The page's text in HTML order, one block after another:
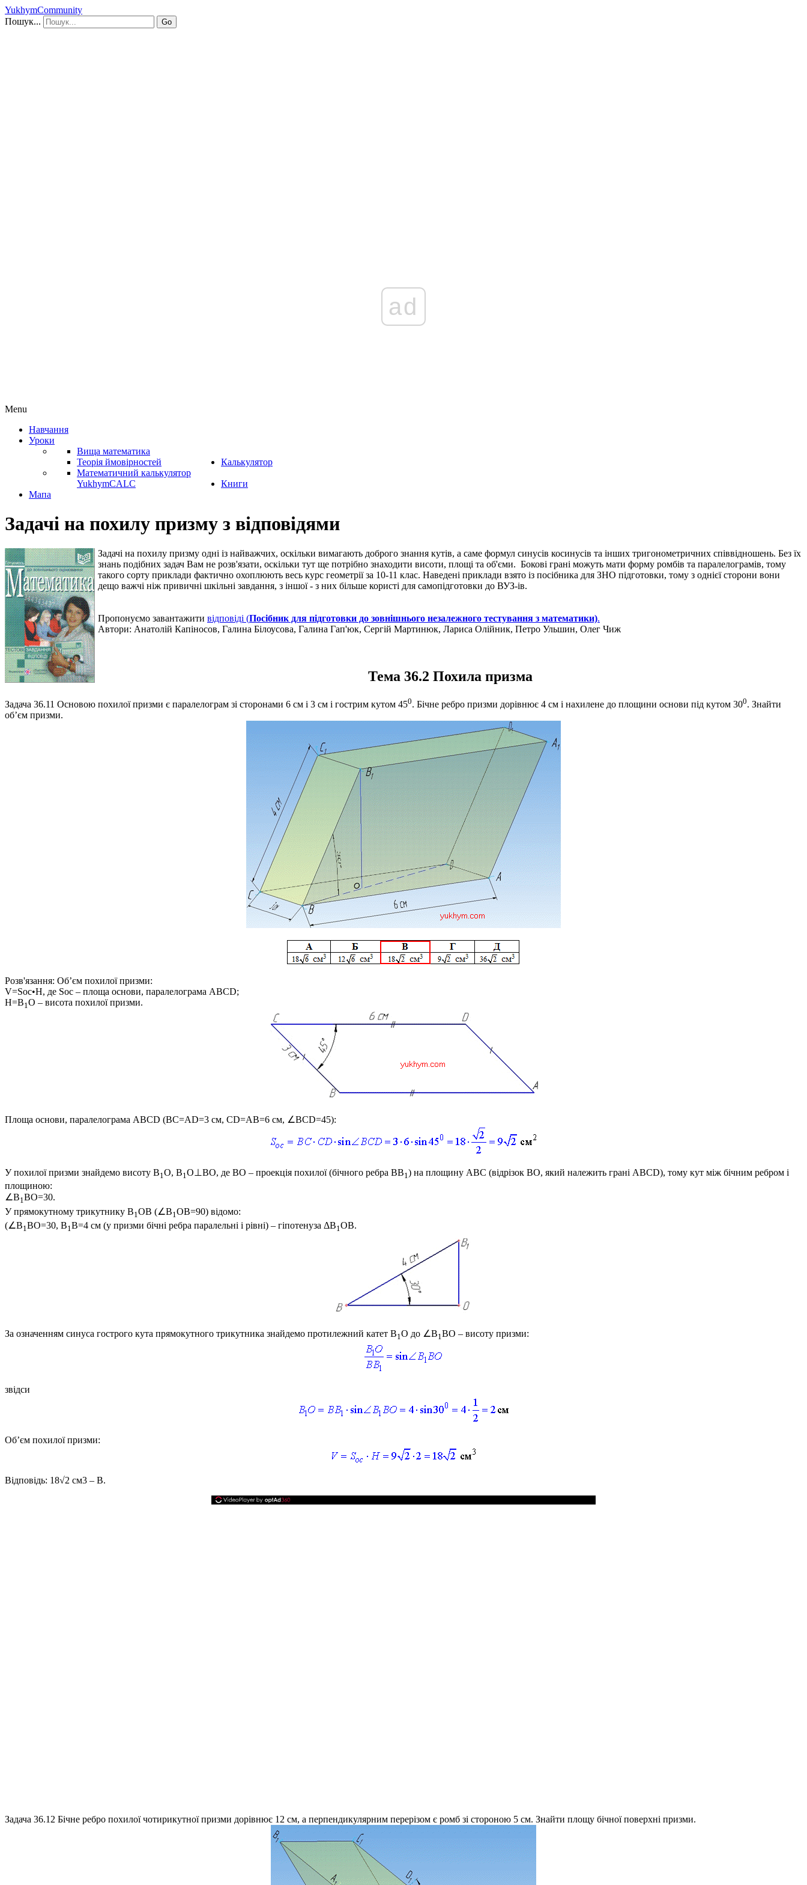
YukhymCommunity
Пошук...
Go
ad
Menu
Навчання
Уроки
Вища математика
Теорія ймовірностей
Калькулятор
Математичний калькулятор
YukhymCALC
Книги
Мапа
Задачі на похилу призму з відповідями
Задачі на похилу призму одні із найважчих, оскільки вимагають доброго знання кутів, а саме формул синусів косинусів та інших тригонометричних співвідношень. Без їх
знань подібних задач Вам не розв'язати, оскільки тут ще потрібно знаходити висоти, площі та об'єми. Бокові грані можуть мати форму ромбів та паралелограмів, тому
такого сорту приклади фактично охоплюють весь курс геометрії за 10-11 клас. Наведені приклади взято із посібника для ЗНО підготовки, тому з однієї сторони вони
дещо важчі ніж привичні шкільні завдання, з іншої - з них більше користі для самопідготовки до ВУЗ-ів.
Пропонуємо завантажити відповіді (Посібник для підготовки до зовнішнього незалежного тестування з математики).
Автори: Анатолій Капіносов, Галина Білоусова, Галина Гап'юк, Сергій Мартинюк, Лариса Олійник, Петро Ульшин, Олег Чиж
Тема 36.2 Похила призма
Задача 36.11 Основою похилої призми є паралелограм зі сторонами 6 см і 3 см і гострим кутом 450. Бічне ребро призми дорівнює 4 см і нахилене до площини основи під кутом 300. Знайти
об’єм призми.
Розв'язання: Об’єм похилої призми:
V=Soc•H, де Soc – площа основи, паралелограма ABCD;
H=B1O – висота похилої призми.
Площа основи, паралелограма ABCD (BC=AD=3 см, CD=AB=6 см, ∠BCD=45):
У похилої призми знайдемо висоту B1O, B1O⊥BO, де BO – проекція похилої (бічного ребра BB1) на площину ABC (відрізок BO, який належить грані ABCD), тому кут між бічним ребром і
площиною:
∠B1BO=30.
У прямокутному трикутнику B1 OB (∠B1 OB=90) відомо:
(∠B1 BO=30, B1 B=4 см (у призми бічні ребра паралельні і рівні) – гіпотенуза ΔB1 OB.
За означенням синуса гострого кута прямокутного трикутника знайдемо протилежний катет B1O до ∠B1BO – висоту призми:
звідси
Об’єм похилої призми:
Відповідь: 18√2 см3 – В.
Задача 36.12 Бічне ребро похилої чотирикутної призми дорівнює 12 см, а перпендикулярним перерізом є ромб зі стороною 5 см. Знайти площу бічної поверхні призми.